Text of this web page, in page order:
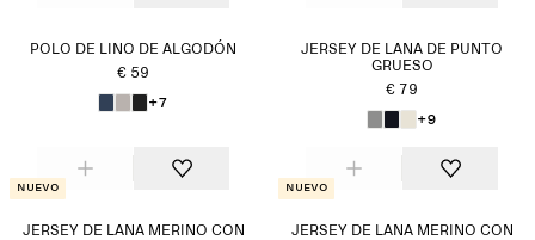
POLO DE LINO DE ALGODÓN
€ 59
+7
JERSEY DE LANA DE PUNTO
GRUESO
€ 79
+9
Nuevo
JERSEY DE LANA MERINO CON
Nuevo
JERSEY DE LANA MERINO CON